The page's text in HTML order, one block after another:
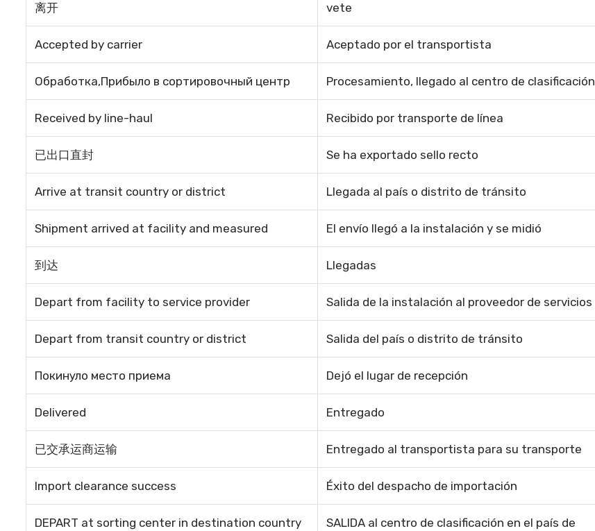
离开 vete
Accepted by carrier Aceptado por el transportista
Обработка,Прибыло в сортировочный центр Procesamiento, llegado al centro de clasificación
Received by line-haul Recibido por transporte de línea
已出口直封 Se ha exportado sello recto
Arrive at transit country or district Llegada al país o distrito de tránsito
Shipment arrived at facility and measured El envío llegó a la instalación y se midió
到达 Llegadas
Depart from facility to service provider Salida de la instalación al proveedor de servicios
Depart from transit country or district Salida del país o distrito de tránsito
Покинуло место приема Dejó el lugar de recepción
Delivered Entregado
已交承运商运输 Entregado al transportista para su transporte
Import clearance success Éxito del despacho de importación
DEPART at sorting center in destination country
SALIDA al centro de clasificación en el país de